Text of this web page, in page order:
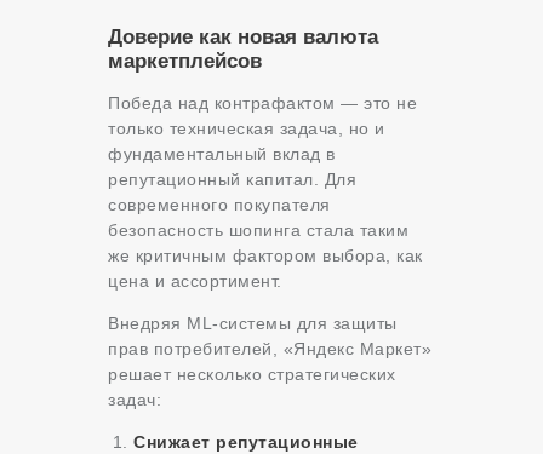
Доверие как новая валюта
маркетплейсов
Победа над контрафактом — это не
только техническая задача, но и
фундаментальный вклад в
репутационный капитал. Для
современного покупателя
безопасность шопинга стала таким
же критичным фактором выбора, как
цена и ассортимент.
Внедряя ML-системы для защиты
прав потребителей, «Яндекс Маркет»
решает несколько стратегических
задач:
Снижает репутационные